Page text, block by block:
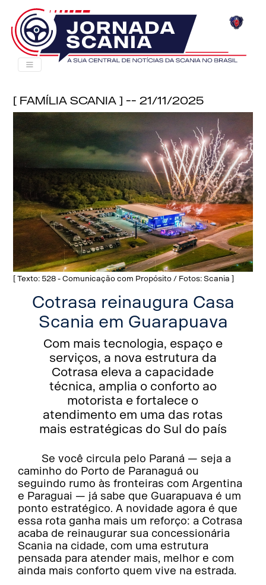
[ Família Scania ] -- 21/11/2025
[ Texto: 528 - Comunicação com Propósito / Fotos: Scania ]
Cotrasa reinaugura Casa
Scania em Guarapuava
Com mais tecnologia, espaço e
serviços, a nova estrutura da
Cotrasa eleva a capacidade
técnica, amplia o conforto ao
motorista e fortalece o
atendimento em uma das rotas
mais estratégicas do Sul do país
Se você circula pelo Paraná — seja a
caminho do Porto de Paranaguá ou
seguindo rumo às fronteiras com Argentina
e Paraguai — já sabe que Guarapuava é um
ponto estratégico. A novidade agora é que
essa rota ganha mais um reforço: a Cotrasa
acaba de reinaugurar sua concessionária
Scania na cidade, com uma estrutura
pensada para atender mais, melhor e com
ainda mais conforto quem vive na estrada.